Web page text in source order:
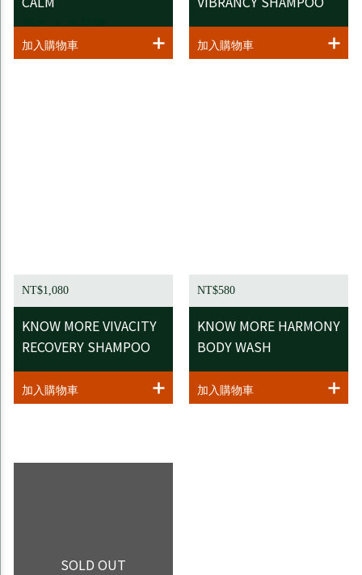
草本 × 木質調
NT$1,080
KNOW MORE VIVACITY
RECOVERY SHAMPOO
NT$580
KNOW MORE HARMONY
BODY WASH
SOLD OUT